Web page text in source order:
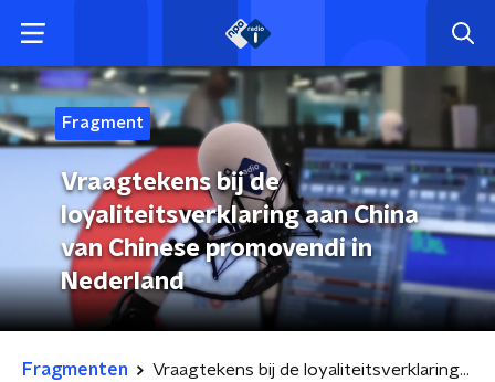
Fragment
Vraagtekens bij de
loyaliteitsverklaring aan China
van Chinese promovendi in
Nederland
Fragmenten Vraagtekens bij de loyaliteitsverklaring aan China van Chinese promovendi in Nederland